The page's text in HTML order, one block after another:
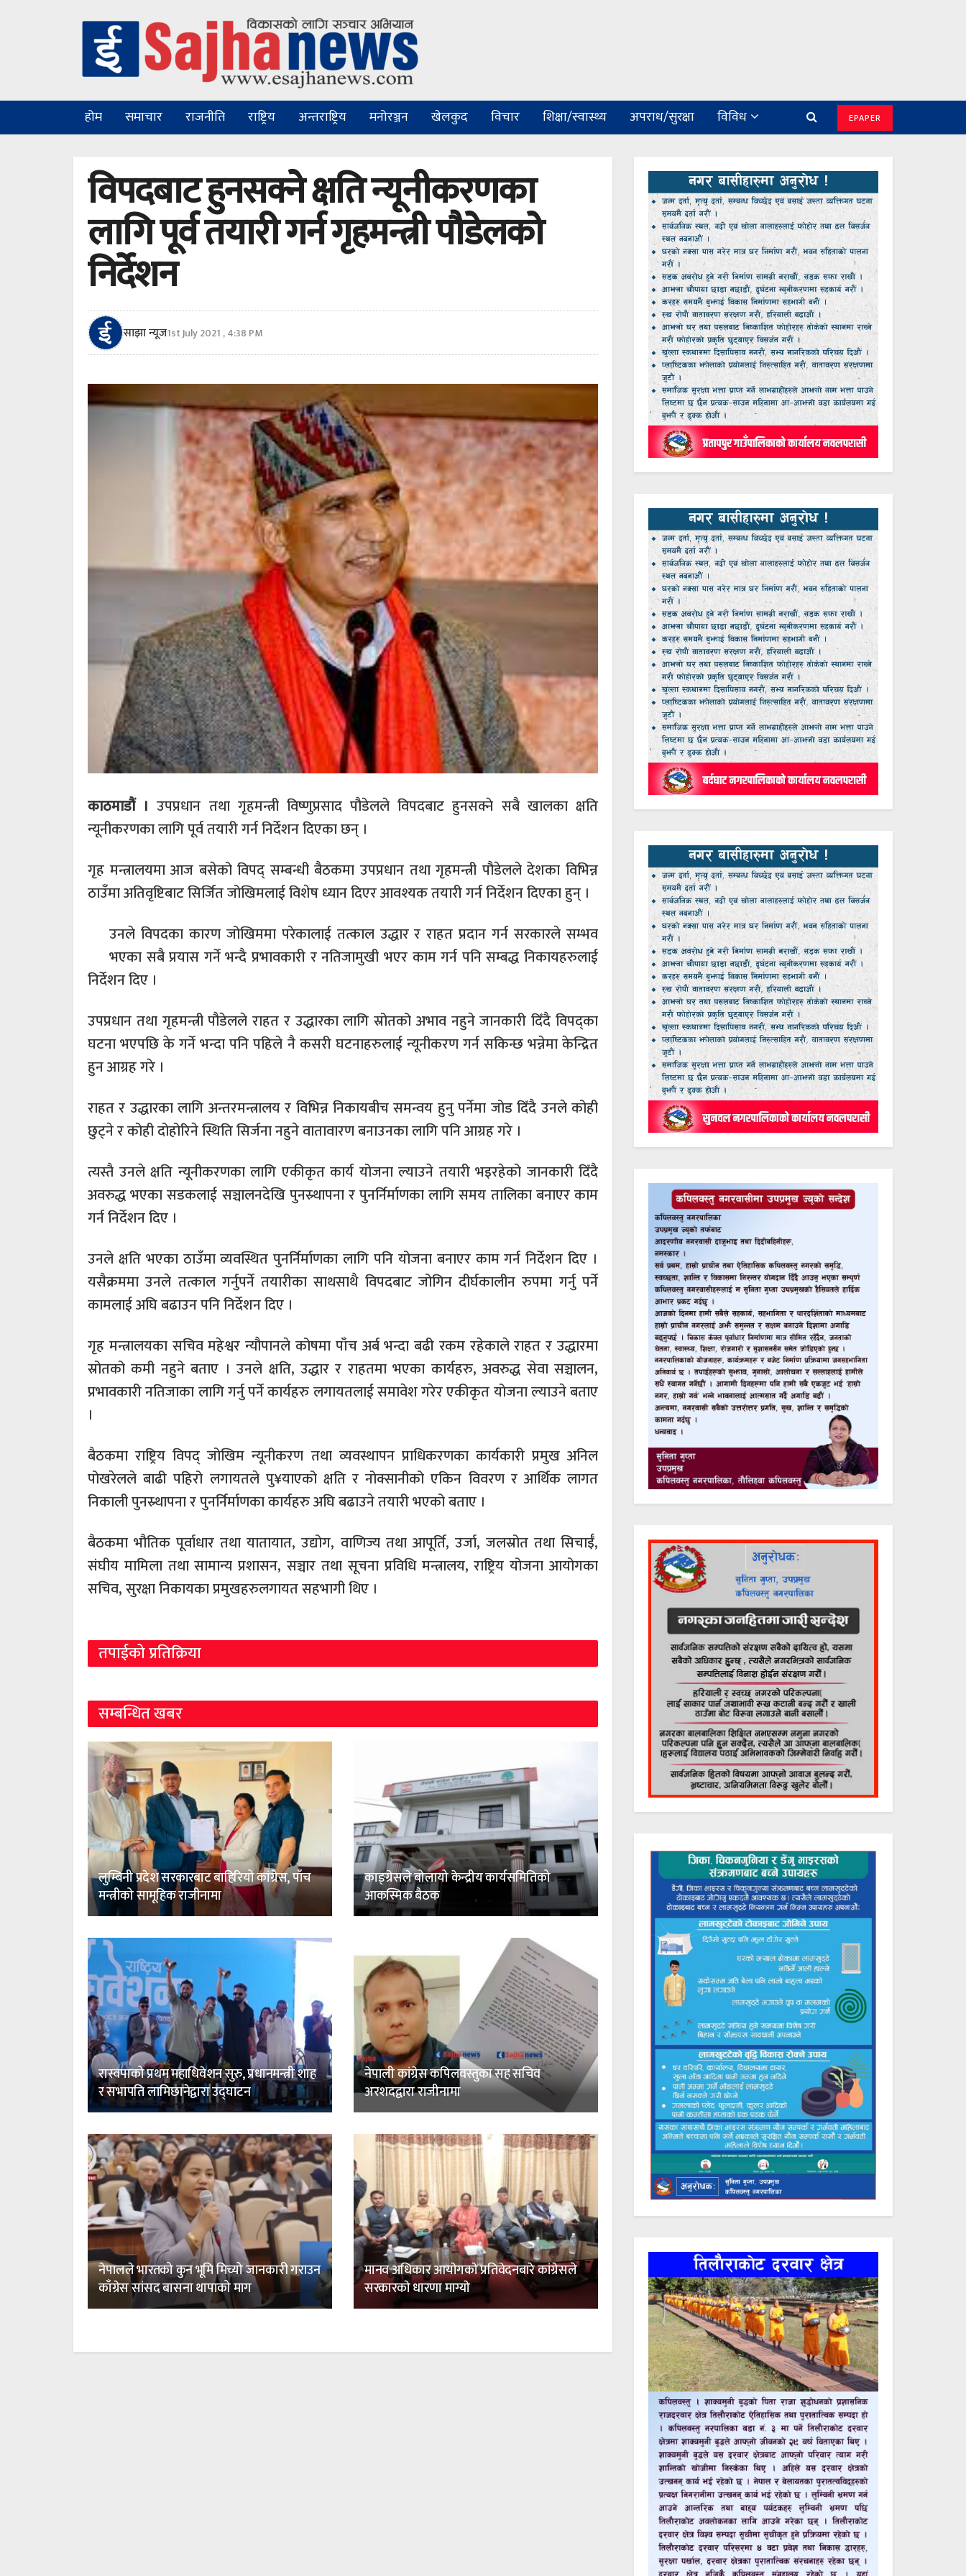
होम समाचार राजनीति राष्ट्रिय अन्तराष्ट्रिय मनोरञ्जन खेलकुद विचार शिक्षा/स्वास्थ्य अपराध/सुरक्षा विविध EPAPER
विपदबाट हुनसक्ने क्षति न्यूनीकरणका
लागि पूर्व तयारी गर्न गृहमन्त्री पौडेलको
निर्देशन
साझा न्यूज1st July 2021 , 4:38 PM
काठमाडौं । उपप्रधान तथा गृहमन्त्री विष्णुप्रसाद पौडेलले विपदबाट हुनसक्ने सबै खालका क्षति
न्यूनीकरणका लागि पूर्व तयारी गर्न निर्देशन दिएका छन् ।
गृह मन्त्रालयमा आज बसेको विपद् सम्बन्धी बैठकमा उपप्रधान तथा गृहमन्त्री पौडेलले देशका विभिन्न
ठाउँमा अतिवृष्टिबाट सिर्जित जोखिमलाई विशेष ध्यान दिएर आवश्यक तयारी गर्न निर्देशन दिएका हुन् ।
उनले विपदका कारण जोखिममा परेकालाई तत्काल उद्धार र राहत प्रदान गर्न सरकारले सम्भव
भएका सबै प्रयास गर्ने भन्दै प्रभावकारी र नतिजामुखी भएर काम गर्न पनि सम्बद्ध निकायहरुलाई
निर्देशन दिए ।
उपप्रधान तथा गृहमन्त्री पौडेलले राहत र उद्धारका लागि स्रोतको अभाव नहुने जानकारी दिँदै विपद्का
घटना भएपछि के गर्ने भन्दा पनि पहिले नै कसरी घटनाहरुलाई न्यूनीकरण गर्न सकिन्छ भन्नेमा केन्द्रित
हुन आग्रह गरे ।
राहत र उद्धारका लागि अन्तरमन्त्रालय र विभिन्न निकायबीच समन्वय हुनु पर्नेमा जोड दिँदै उनले कोही
छुट्ने र कोही दोहोरिने स्थिति सिर्जना नहुने वातावारण बनाउनका लागि पनि आग्रह गरे ।
त्यस्तै उनले क्षति न्यूनीकरणका लागि एकीकृत कार्य योजना ल्याउने तयारी भइरहेको जानकारी दिँदै
अवरुद्ध भएका सडकलाई सञ्चालनदेखि पुनस्र्थापना र पुनर्निर्माणका लागि समय तालिका बनाएर काम
गर्न निर्देशन दिए ।
उनले क्षति भएका ठाउँमा व्यवस्थित पुनर्निर्माणका लागि पनि योजना बनाएर काम गर्न निर्देशन दिए ।
यसैक्रममा उनले तत्काल गर्नुपर्ने तयारीका साथसाथै विपदबाट जोगिन दीर्घकालीन रुपमा गर्नु पर्ने
कामलाई अघि बढाउन पनि निर्देशन दिए ।
गृह मन्त्रालयका सचिव महेश्वर न्यौपानले कोषमा पाँच अर्ब भन्दा बढी रकम रहेकाले राहत र उद्धारमा
स्रोतको कमी नहुने बताए । उनले क्षति, उद्धार र राहतमा भएका कार्यहरु, अवरुद्ध सेवा सञ्चालन,
प्रभावकारी नतिजाका लागि गर्नु पर्ने कार्यहरु लगायतलाई समावेश गरेर एकीकृत योजना ल्याउने बताए
।
बैठकमा राष्ट्रिय विपद् जोखिम न्यूनीकरण तथा व्यवस्थापन प्राधिकरणका कार्यकारी प्रमुख अनिल
पोखरेलले बाढी पहिरो लगायतले पु¥याएको क्षति र नोक्सानीको एकिन विवरण र आर्थिक लागत
निकाली पुनस्र्थापना र पुनर्निर्माणका कार्यहरु अघि बढाउने तयारी भएको बताए ।
बैठकमा भौतिक पूर्वाधार तथा यातायात, उद्योग, वाणिज्य तथा आपूर्ति, उर्जा, जलस्रोत तथा सिचाईँ,
संघीय मामिला तथा सामान्य प्रशासन, सञ्चार तथा सूचना प्रविधि मन्त्रालय, राष्ट्रिय योजना आयोगका
सचिव, सुरक्षा निकायका प्रमुखहरुलगायत सहभागी थिए ।
तपाईको प्रतिक्रिया
सम्बन्धित खबर
लुम्बिनी प्रदेश सरकारबाट बाहिरियो कांग्रेस, पाँच
मन्त्रीको सामूहिक राजीनामा
काङ्ग्रेसले बोलायो केन्द्रीय कार्यसमितिको
आकस्मिक बैठक
रास्वपाको प्रथम महाधिवेशन सुरु, प्रधानमन्त्री शाह
र सभापति लामिछानेद्वारा उद्घाटन
नेपाली कांग्रेस कपिलवस्तुका सह सचिव
अरशदद्वारा राजीनामा
नेपालले भारतको कुन भूमि मिच्यो जानकारी गराउन
काँग्रेस सांसद बासना थापाको माग
मानव अधिकार आयाेगकाे प्रतिवेदनबारे कांग्रेसले
सरकारकाे धारणा माग्याे